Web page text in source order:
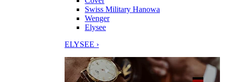
Swiss Military Hanowa
Wenger
Elysee
ELYSEE ›